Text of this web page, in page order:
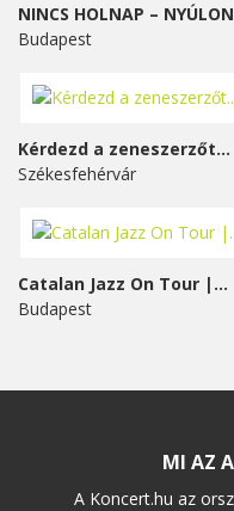
NINCS HOLNAP –
Budapest
Kérdezd a zeneszerzőt...
Székesfehérvár
Catalan Jazz On Tour |...
Budapest
MI AZ
A Koncert.hu az